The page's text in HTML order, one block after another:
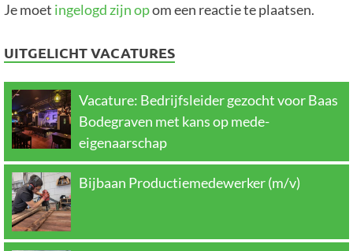
Je moet ingelogd zijn opom een reactie te plaatsen.
UITGELICHT VACATURES
Vacature: Bedrijfsleider gezocht voor Baas
Bodegraven met kans op mede-
eigenaarschap
Bijbaan Productiemedewerker (m/v)